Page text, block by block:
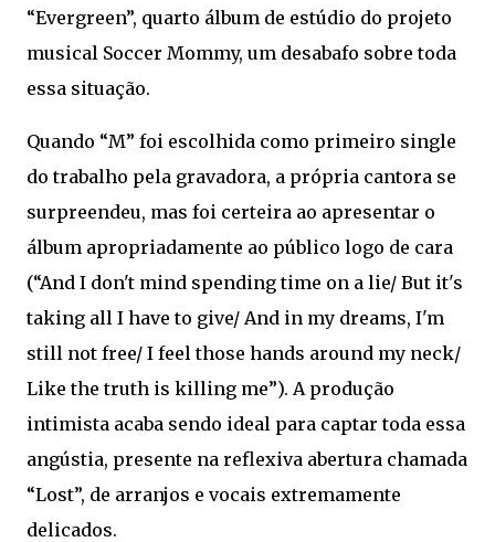
“Evergreen”, quarto álbum de estúdio do projeto
musical Soccer Mommy, um desabafo sobre toda
essa situação.
Quando “M” foi escolhida como primeiro single
do trabalho pela gravadora, a própria cantora se
surpreendeu, mas foi certeira ao apresentar o
álbum apropriadamente ao público logo de cara
(“And I don't mind spending time on a lie/ But it's
taking all I have to give/ And in my dreams, I'm
still not free/ I feel those hands around my neck/
Like the truth is killing me”). A produção
intimista acaba sendo ideal para captar toda essa
angústia, presente na reflexiva abertura chamada
“Lost”, de arranjos e vocais extremamente
delicados.